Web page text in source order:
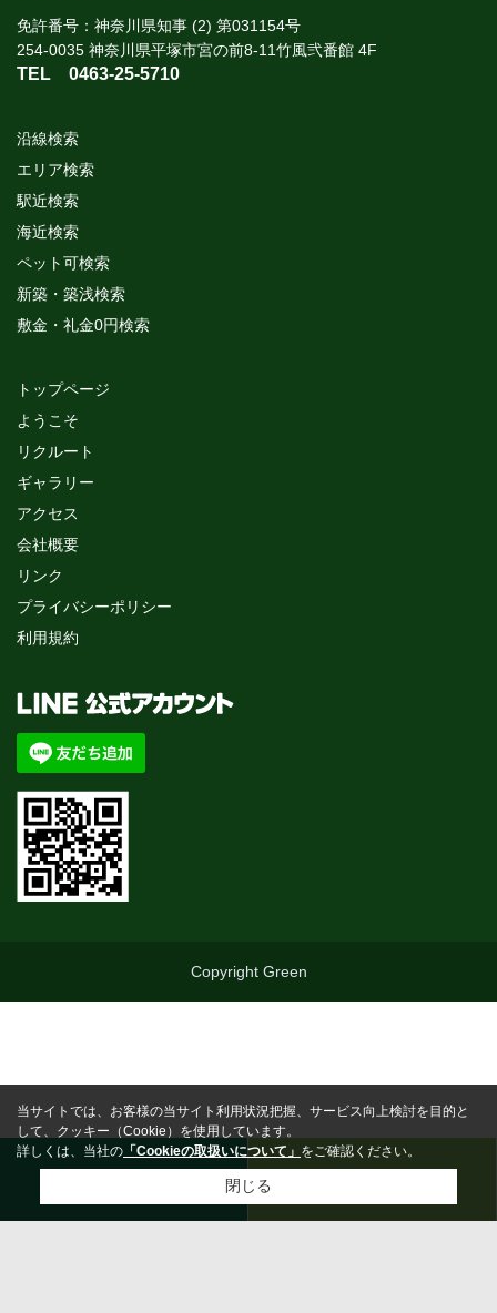
免許番号：神奈川県知事 (2) 第031154号
254-0035 神奈川県平塚市宮の前8-11竹風弐番館 4F
TEL 0463-25-5710
沿線検索
エリア検索
駅近検索
海近検索
ペット可検索
新築・築浅検索
敷金・礼金0円検索
トップページ
ようこそ
リクルート
ギャラリー
アクセス
会社概要
リンク
プライバシーポリシー
利用規約
Copyright Green
当サイトでは、お客様の当サイト利用状況把握、サービス向上検討を目的と
して、クッキー（Cookie）を使用しています。
詳しくは、当社の 「Cookieの取扱いについて」 をご確認ください。
閉じる